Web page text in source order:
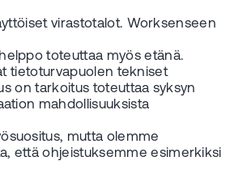
virastotalot. Worksenseen
toteuttaa myös etänä.
tietoturvapuolen tekniset
on tarkoitus toteuttaa syksyn
mahdollisuuksista
mutta olemme
että ohjeistuksemme esimerkiksi